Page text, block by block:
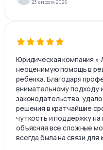
23 апреля 2026
Юридическая компания »
неоценимую помощь в
ребенка. Благодаря
внимательному подходу
законодательства,
решения в кратчайшие
чуткость и поддержку
объясняя все сложные
всегда была на связи для